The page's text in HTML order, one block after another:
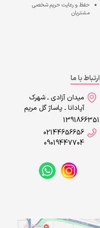
حفظ و رعایت حریم شخصی
مشتریان
ارتباط با ما
میدان آزادی ـ شهرک
آپادانا ـ پاساژ گل مریم
1391866351
02144656656
09019447704